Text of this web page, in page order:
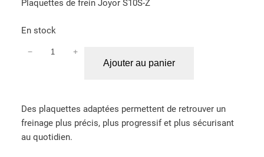
basé sur
client
Plaquettes de frein Joyor S10S-Z
En stock
t
i
t
− +
Ajouter au panier
Des plaquettes adaptées permettent de retrouver un
freinage plus précis, plus progressif et plus sécurisant
au quotidien.